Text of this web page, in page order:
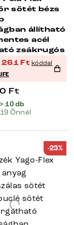
sötét bézs
állítható
acél
zsákrugós
261Ft kóddal
Ft
10 db
Önnél
-23%